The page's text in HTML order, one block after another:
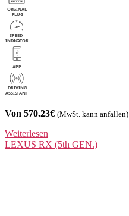
Von 570.23€ (MwSt. kann anfallen)
Weiterlesen
LEXUS RX (5th GEN.)